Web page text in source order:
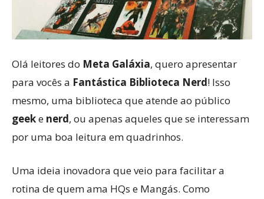
Olá leitores do Meta Galáxia, quero apresentar
para vocês a Fantástica Biblioteca Nerd! Isso
mesmo, uma biblioteca que atende ao público
geeke nerd, ou apenas aqueles que se interessam
por uma boa leitura em quadrinhos.
Uma ideia inovadora que veio para facilitar a
rotina de quem ama HQs e Mangás. Como